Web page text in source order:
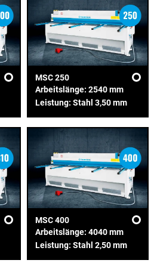
MSC 250
Arbeitslänge: 2540 mm
Leistung: Stahl 3,50 mm
MSC 400
Arbeitslänge: 4040 mm
Leistung: Stahl 2,50 mm